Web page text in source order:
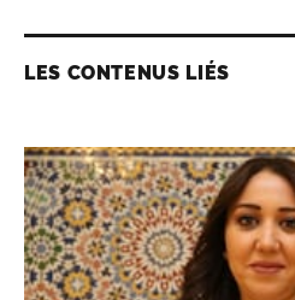
LES CONTENUS LIÉS